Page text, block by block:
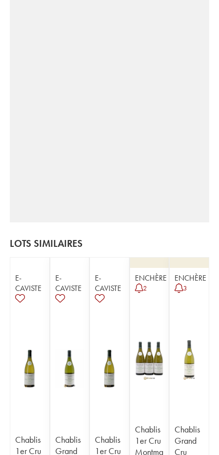
LOTS SIMILAIRES
E-
CAVISTE
Chablis
1er Cru
E-
CAVISTE
Chablis
Grand
E-
CAVISTE
Chablis
1er Cru
ENCHÈRE
2
Chablis
1er Cru
Montma
ENCHÈRE
3
Chablis
Grand
Cru